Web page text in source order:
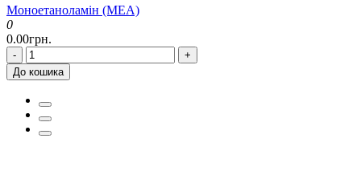
Моноетаноламін (МЕА)
0
0.00грн.
-
+
До кошика